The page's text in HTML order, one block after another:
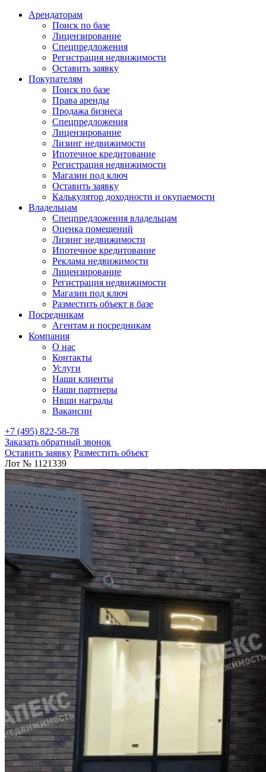
Арендаторам
Поиск по базе
Лицензирование
Спецпредложения
Регистрация недвижимости
Оставить заявку
Покупателям
Поиск по базе
Права аренды
Продажа бизнеса
Спецпредложения
Лицензирование
Лизинг недвижимости
Ипотечное кредитование
Регистрация недвижимости
Магазин под ключ
Оставить заявку
Калькулятор доходности и окупаемости
Владельцам
Спецпредложения владельцам
Оценка помещений
Лизинг недвижимости
Ипотечное кредитование
Реклама недвижимости
Лицензирование
Регистрация недвижимости
Магазин под ключ
Разместить объект в базе
Посредникам
Агентам и посредникам
Компания
О нас
Контакты
Услуги
Наши клиенты
Наши партнеры
Нвши награды
Вакансии
+7 (495) 822-58-78
Заказать обратный звонок
Оставить заявку Разместить объект
Лот № 1121339